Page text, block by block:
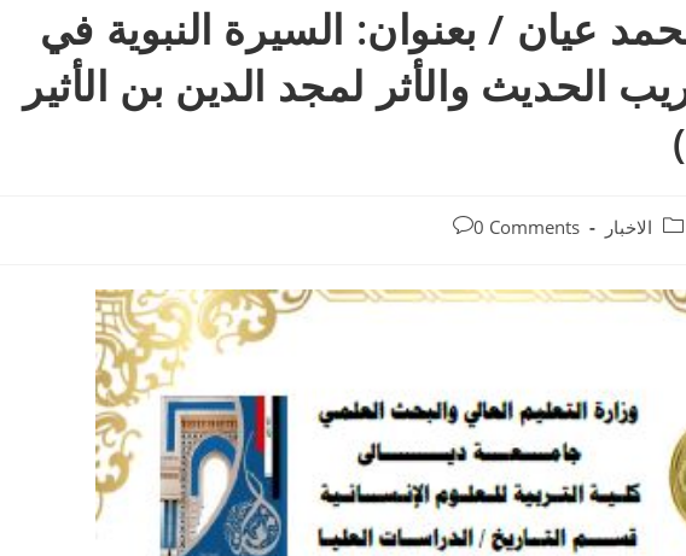
عيان / بعنوان: السيرة النبوية في
الحديث والأثر لمجد الدين بن الأثير
الاخبار 0 Comments